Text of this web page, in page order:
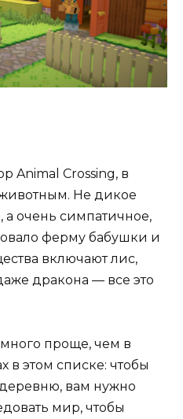
Animal Crossing, в
Не дикое
а очень симпатичное,
ферму бабушки и
включают лис,
дракона — все это
проще, чем в
в этом списке: чтобы
вам нужно
мир, чтобы